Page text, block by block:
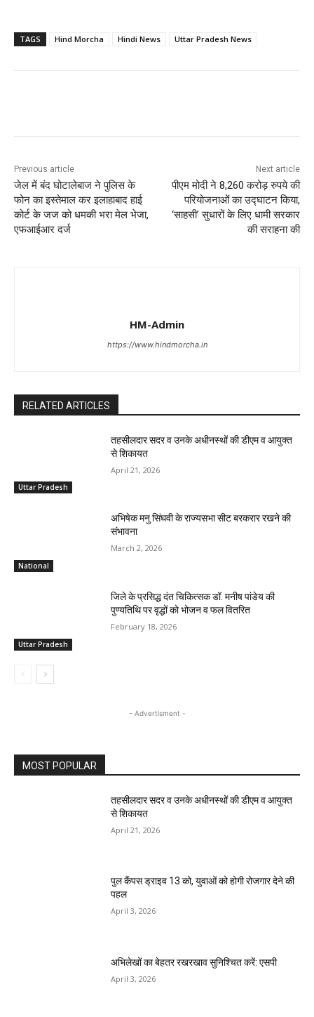
TAGS Hind Morcha Hindi News Uttar Pradesh News
Previous article
जेल में बंद घोटालेबाज ने पुलिस के
फोन का इस्तेमाल कर इलाहाबाद हाई
कोर्ट के जज को धमकी भरा मेल भेजा,
एफआईआर दर्ज
Next article
पीएम मोदी ने 8,260 करोड़ रुपये की
परियोजनाओं का उद्घाटन किया,
‘साहसी’ सुधारों के लिए धामी सरकार
की सराहना की
HM-Admin
https://www.hindmorcha.in
RELATED ARTICLES
Uttar Pradesh
तहसीलदार सदर व उनके अधीनस्थों की डीएम व आयुक्त
से शिकायत
April 21, 2026
National
अभिषेक मनु सिंघवी के राज्यसभा सीट बरकरार रखने की
संभावना
March 2, 2026
Uttar Pradesh
जिले के प्रसिद्ध दंत चिकित्सक डॉ. मनीष पांडेय की
पुण्यतिथि पर वृद्धों को भोजन व फल वितरित
February 18, 2026
- Advertisment -
MOST POPULAR
तहसीलदार सदर व उनके अधीनस्थों की डीएम व आयुक्त
से शिकायत
April 21, 2026
पुल कैंपस ड्राइव 13 को, युवाओं को होगी रोजगार देने की
पहल
April 3, 2026
अभिलेखों का बेहतर रखरखाव सुनिश्चित करें: एसपी
April 3, 2026